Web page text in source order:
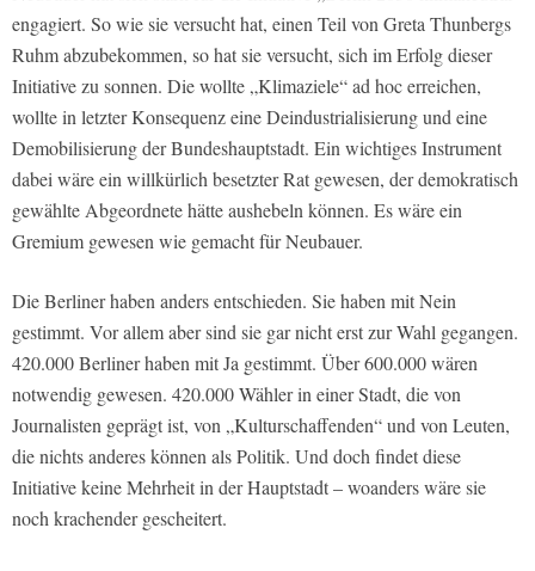
engagiert. So wie sie versucht hat, einen Teil von Greta Thunbergs
Ruhm abzubekommen, so hat sie versucht, sich im Erfolg dieser
Initiative zu sonnen. Die wollte „Klimaziele“ ad hoc erreichen,
wollte in letzter Konsequenz eine Deindustrialisierung und eine
Demobilisierung der Bundeshauptstadt. Ein wichtiges Instrument
dabei wäre ein willkürlich besetzter Rat gewesen, der demokratisch
gewählte Abgeordnete hätte aushebeln können. Es wäre ein
Gremium gewesen wie gemacht für Neubauer.
Die Berliner haben anders entschieden. Sie haben mit Nein
gestimmt. Vor allem aber sind sie gar nicht erst zur Wahl gegangen.
420.000 Berliner haben mit Ja gestimmt. Über 600.000 wären
notwendig gewesen. 420.000 Wähler in einer Stadt, die von
Journalisten geprägt ist, von „Kulturschaffenden“ und von Leuten,
die nichts anderes können als Politik. Und doch findet diese
Initiative keine Mehrheit in der Hauptstadt – woanders wäre sie
noch krachender gescheitert.